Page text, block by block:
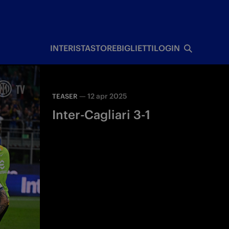
INTERISTASTOREBIGLIETTILOGIN
TEASER —12 apr 2025
Inter-Cagliari 3-1